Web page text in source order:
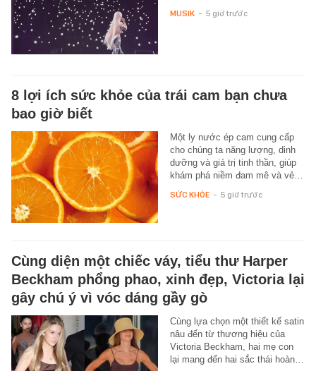
MUSIK - 5 giờ trước
8 lợi ích sức khỏe của trái cam bạn chưa
bao giờ biết
Một ly nước ép cam cung cấp
cho chúng ta năng lượng, dinh
dưỡng và giá trị tinh thần, giúp
khám phá niềm đam mê và vẻ…
SỨC KHỎE - 5 giờ trước
Cùng diện một chiếc váy, tiểu thư Harper
Beckham phổng phao, xinh đẹp, Victoria lại
gây chú ý vì vóc dáng gầy gò
Cùng lựa chọn một thiết kế satin
nâu đến từ thương hiệu của
Victoria Beckham, hai mẹ con
lại mang đến hai sắc thái hoàn…